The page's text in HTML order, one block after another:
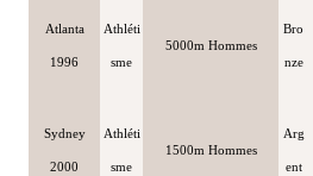
Atlanta
1996
Athléti
sme
5000m Hommes
Bro
nze
Sydney
2000
Athléti
sme
1500m Hommes
Arg
ent